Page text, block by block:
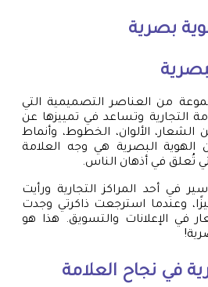
بصرية
من العناصر التصميمية التي
التجارية وتساعد في تمييزها عن
الألوان، الخطوط، وأنماط
الهوية البصرية هي وجه العلامة
تُعلق في أذهان الناس.
في أحد المراكز التجارية ورأيت
وعندما استرجعت ذاكرتي وجدت
في الإعلانات والتسويق. هذا هو
في نجاح العلامة